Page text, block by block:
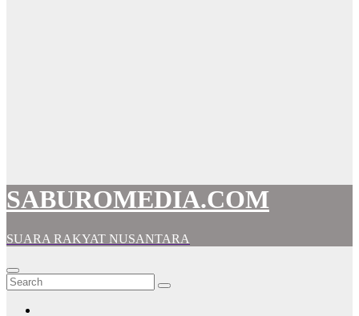
SABUROMEDIA.COM
SUARA RAKYAT NUSANTARA